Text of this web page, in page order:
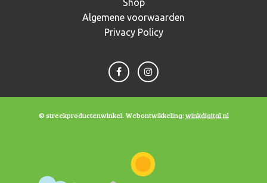
Shop
Algemene voorwaarden
Privacy Policy
© streekproductenwinkel. Webontwikkeling:winkdigital.nl